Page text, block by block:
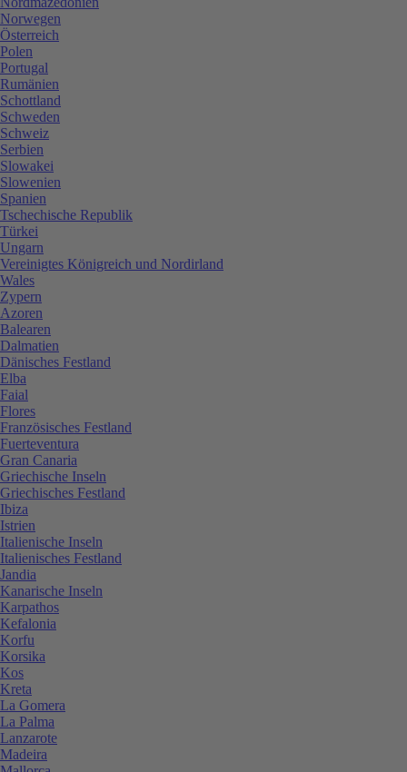
Norwegen
Österreich
Polen
Portugal
Rumänien
Schottland
Schweden
Schweiz
Serbien
Slowakei
Slowenien
Spanien
Tschechische Republik
Türkei
Ungarn
Vereinigtes Königreich und Nordirland
Wales
Zypern
Azoren
Balearen
Dalmatien
Dänisches Festland
Elba
Faial
Flores
Französisches Festland
Fuerteventura
Gran Canaria
Griechische Inseln
Griechisches Festland
Ibiza
Istrien
Italienische Inseln
Italienisches Festland
Jandia
Kanarische Inseln
Karpathos
Kefalonia
Korfu
Korsika
Kos
Kreta
La Gomera
La Palma
Lanzarote
Madeira